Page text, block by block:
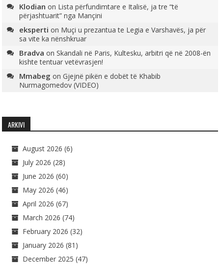
Klodian on Lista përfundimtare e Italisë, ja tre “të
përjashtuarit” nga Mançini
eksperti on Muçi u prezantua te Legia e Varshavës, ja për
sa vite ka nënshkruar
Bradva onSkandali në Paris, Kultesku, arbitri që në 2008-ën
kishte tentuar vetëvrasjen!
Mmabeg onGjejnë pikën e dobët të Khabib
Nurmagomedov (VIDEO)
ARKIVI
August 2026 (6)
July 2026 (28)
June 2026 (60)
May 2026 (46)
April 2026 (67)
March 2026 (74)
February 2026 (32)
January 2026 (81)
December 2025 (47)